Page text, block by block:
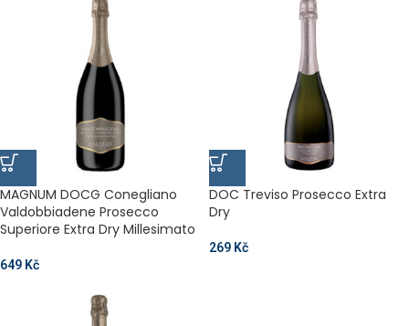
MAGNUM DOCG Conegliano
Valdobbiadene Prosecco
Superiore Extra Dry Millesimato
649 Kč
DOC Treviso Prosecco Extra
Dry
269 Kč